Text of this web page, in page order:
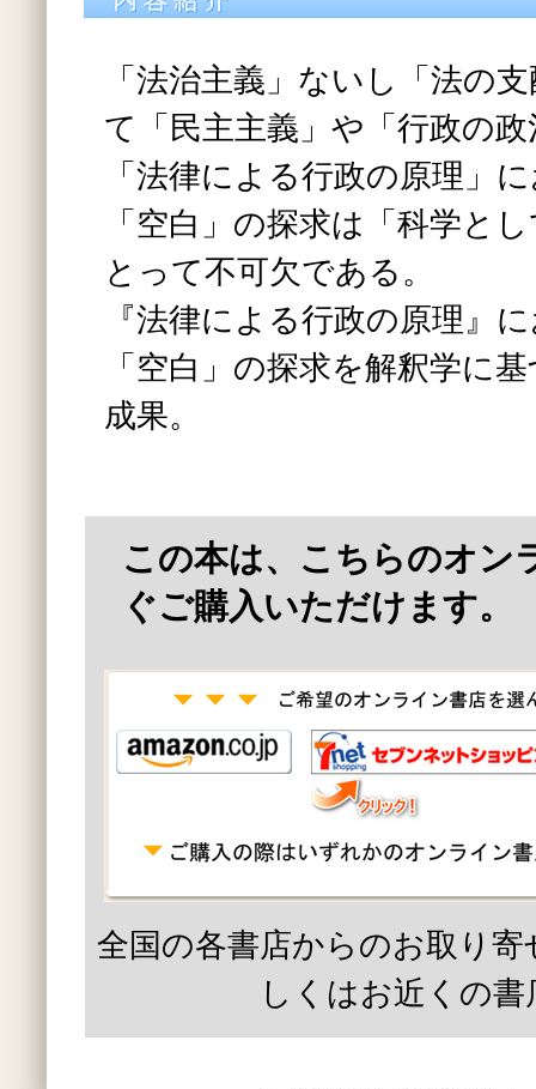
「法治主義」ないし「法の
て「民主主義」や「行政の
「法律による行政の原理」
「空白」の探求は「科学と
とって不可欠である。
『法律による行政の原理』
「空白」の探求を解釈学に
成果。
この本は、こちらのオン
ぐご購入いただけます。
全国の各書店からのお取り
しくはお近くの書